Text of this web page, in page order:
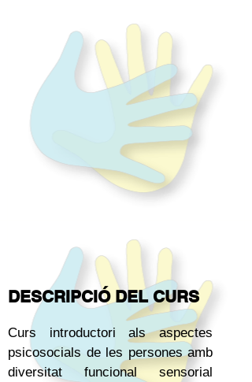
DESCRIPCIÓ DEL CURS
Curs introductori als aspectes
psicosocials de les persones amb
diversitat funcional sensorial